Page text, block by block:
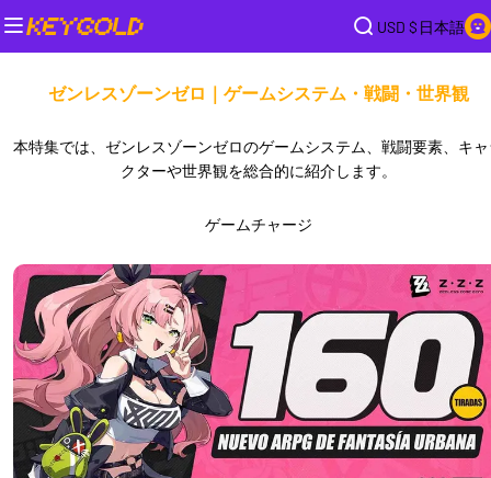
USD $ 日本語
ゼンレスゾーンゼロ｜ゲームシステム・戦闘・世界観
本特集では、ゼンレスゾーンゼロのゲームシステム、戦闘要素、キ
クターや世界観を総合的に紹介します。
ゲームチャージ